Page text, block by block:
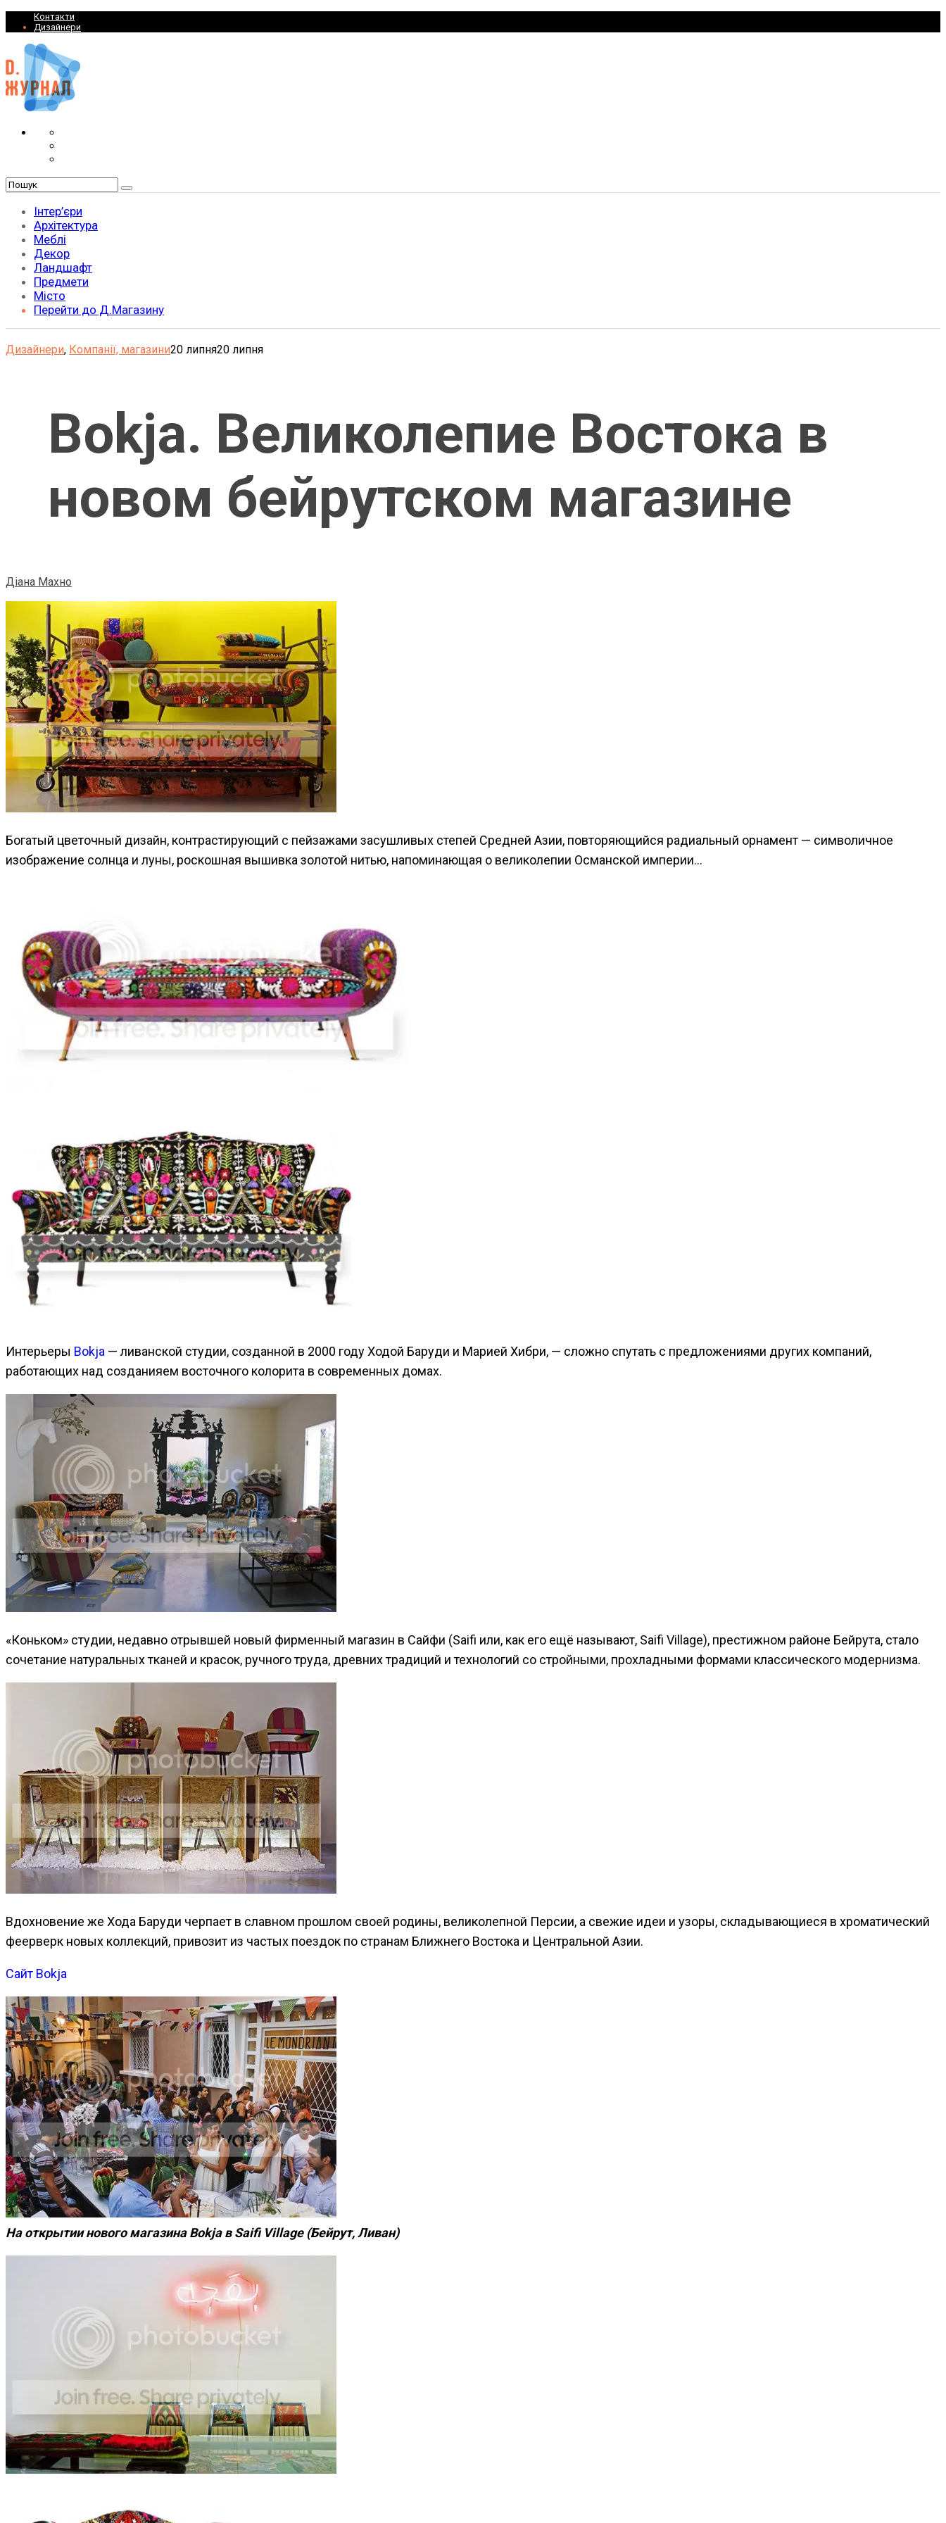
Контакти
Дизайнери
Інтер’єри
Архітектура
Меблі
Декор
Ландшафт
Предмети
Місто
Перейти до Д.Магазину
Дизайнери, Компанії, магазини20 липня20 липня
Bokja. Великолепие Востока в
новом бейрутском магазине
Діана Махно
Богатый цветочный дизайн, контрастирующий с пейзажами засушливых степей Средней Азии, повторяющийся радиальный орнамент — символичное
изображение солнца и луны, роскошная вышивка золотой нитью, напоминающая о великолепии Османской империи…
Интерьеры Bokja — ливанской студии, созданной в 2000 году Ходой Баруди и Марией Хибри, — сложно спутать с предложениями других компаний,
работающих над созданияем восточного колорита в современных домах.
«Коньком» студии, недавно отрывшей новый фирменный магазин в Сайфи (Saifi или, как его ещё называют, Saifi Village), престижном районе Бейрута, стало
сочетание натуральных тканей и красок, ручного труда, древних традиций и технологий со стройными, прохладными формами классического модернизма.
Вдохновение же Хода Баруди черпает в славном прошлом своей родины, великолепной Персии, а свежие идеи и узоры, складывающиеся в хроматический
феерверк новых коллекций, привозит из частых поездок по странам Ближнего Востока и Центральной Азии.
Сайт Bokja
На открытии нового магазина Bokja в Saifi Village (Бейрут, Ливан)